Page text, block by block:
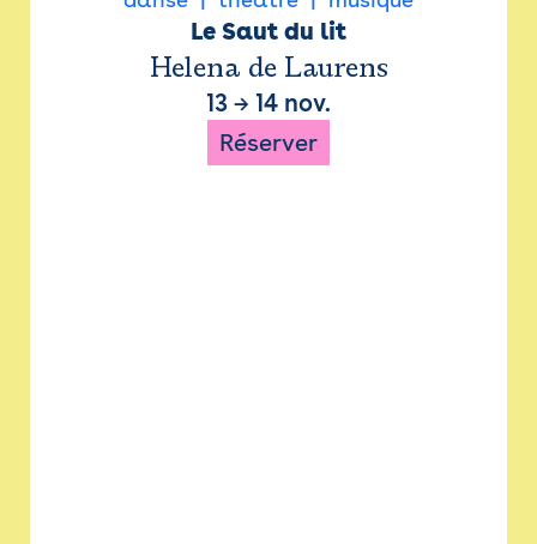
Le Saut du lit
Helena de Laurens
13 → 14 nov.
Réserver